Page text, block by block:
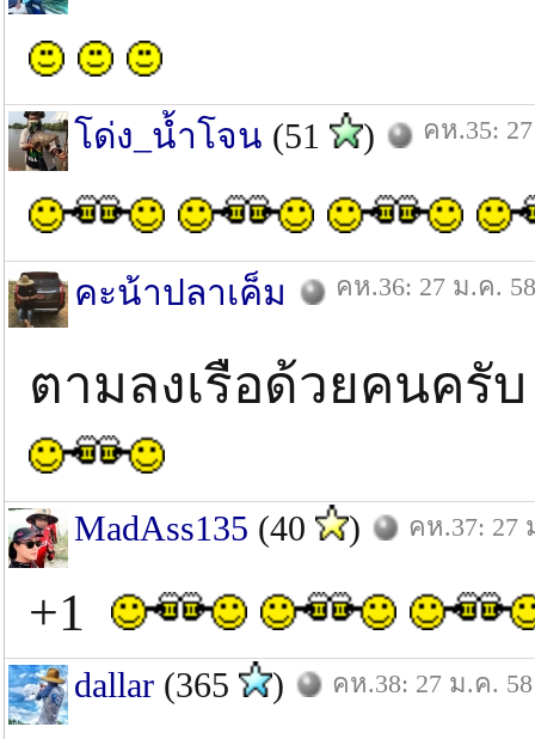
โด่ง_น้ำโจน (51 ) คห.35:
คะน้าปลาเค็ม คห.36: 27 ม.ค. 58
ตามลงเรือด้วยคนครั
MadAss135 (40 ) คห.37: 27
+1
dallar (365 ) คห.38: 27 ม.ค. 58